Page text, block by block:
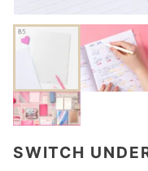
SWITCH